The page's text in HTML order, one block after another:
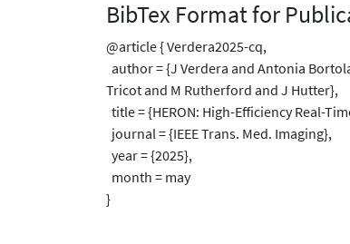
BibTex Format for
@article { Verdera2025-cq,
author = {J Verdera and Antonia
Tricot and M Rutherford and J Hutter},
title = {HERON: High-Efficiency Real-
journal = {IEEE Trans. Med. Imaging},
year = {2025},
month = may
}